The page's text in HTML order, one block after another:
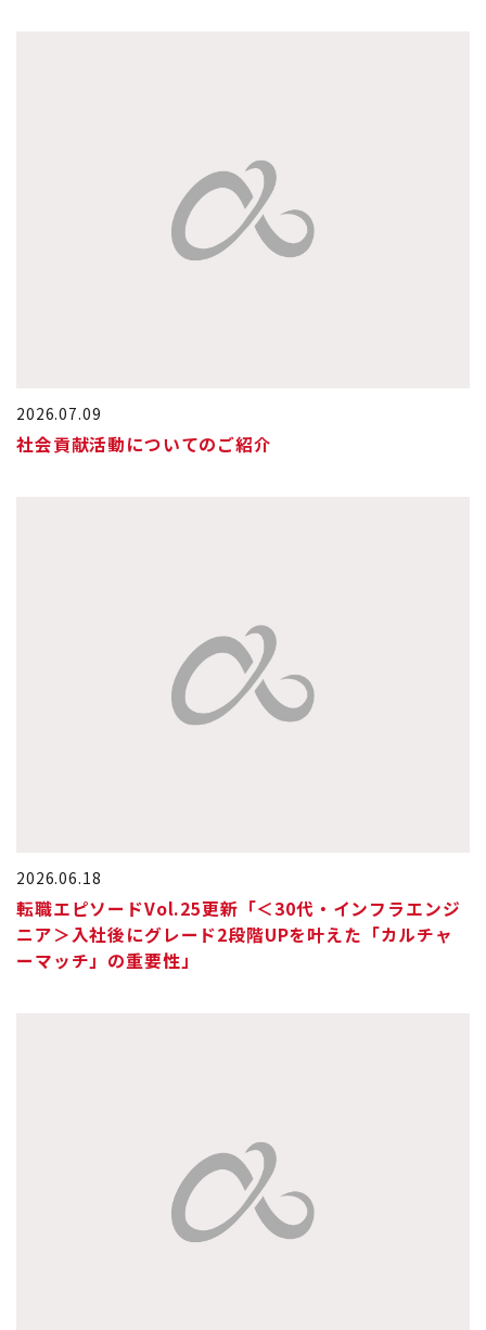
2026.07.09
社会貢献活動についてのご紹介
2026.06.18
転職エピソードVol.25更新「＜30代・インフラエンジ
ニア＞入社後にグレード2段階UPを叶えた「カルチャ
ーマッチ」の重要性」